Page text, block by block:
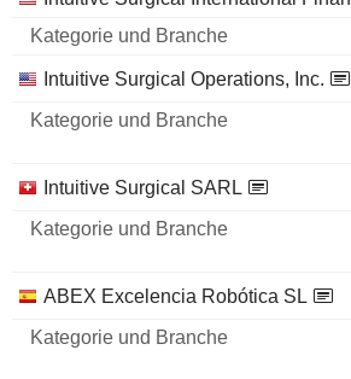
Name
Branche
Intuitive Surgical Operations, Inc.
Intuitive Surgical SARL
ABEX Excelencia Robótica SL